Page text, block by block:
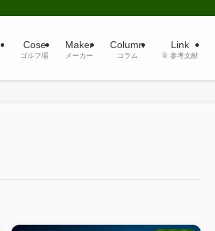
Cose
ゴルフ場
Maker
メーカー
Column
コラム
Link
📎 参考文献